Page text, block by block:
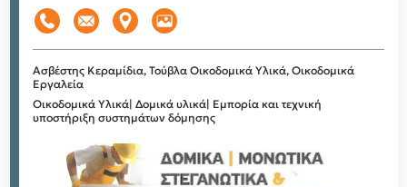
Ασβέστης Κεραμίδια, Τούβλα Οικοδομικά Υλικά, Οικοδομικά
Εργαλεία
Οικοδομικά Υλικά| Δομικά υλικά| Εμπορία και τεχνική
υποστήριξη συστημάτων δόμησης